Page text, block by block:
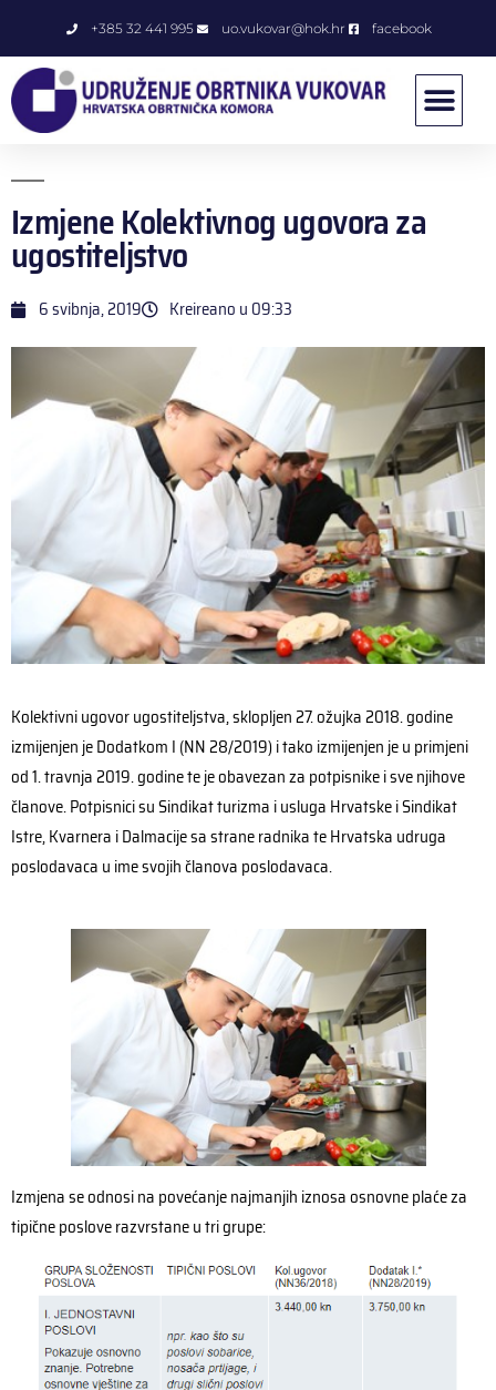
+385 32 441 995 uo.vukovar@hok.hr facebook
Izmjene Kolektivnog ugovora za
ugostiteljstvo
6 svibnja, 2019 Kreireano u 09:33
Kolektivni ugovor ugostiteljstva, sklopljen 27. ožujka 2018. godine
izmijenjen je Dodatkom I (NN 28/2019) i tako izmijenjen je u primjeni
od 1. travnja 2019. godine te je obavezan za potpisnike i sve njihove
članove. Potpisnici su Sindikat turizma i usluga Hrvatske i Sindikat
Istre, Kvarnera i Dalmacije sa strane radnika te Hrvatska udruga
poslodavaca u ime svojih članova poslodavaca.
Izmjena se odnosi na povećanje najmanjih iznosa osnovne plaće za
tipične poslove razvrstane u tri grupe: